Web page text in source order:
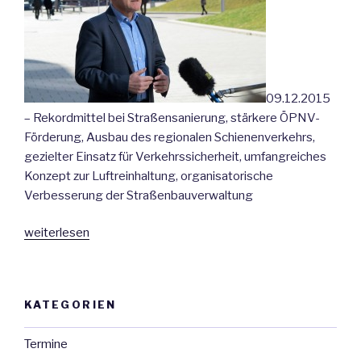
09.12.2015
– Rekordmittel bei Straßensanierung, stärkere ÖPNV-
Förderung, Ausbau des regionalen Schienenverkehrs,
gezielter Einsatz für Verkehrssicherheit, umfangreiches
Konzept zur Luftreinhaltung, organisatorische
Verbesserung der Straßenbauverwaltung
„Minister
hat
viele
wichtige
weiterlesen
KATEGORIEN
Termine